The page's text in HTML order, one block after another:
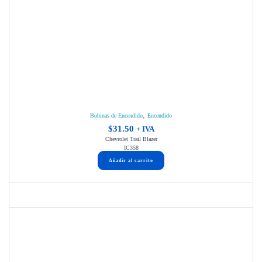
Bobinas de Encendido, Encendido
$31.50 + IVA
Chevrolet Trail Blazer
IC358
Añadir al carrito